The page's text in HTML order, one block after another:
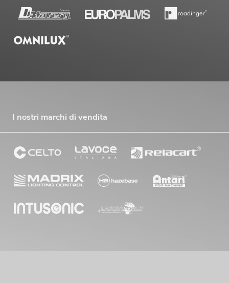
No. 20000745Articolo non disponibile
I nostri marchi di vendita